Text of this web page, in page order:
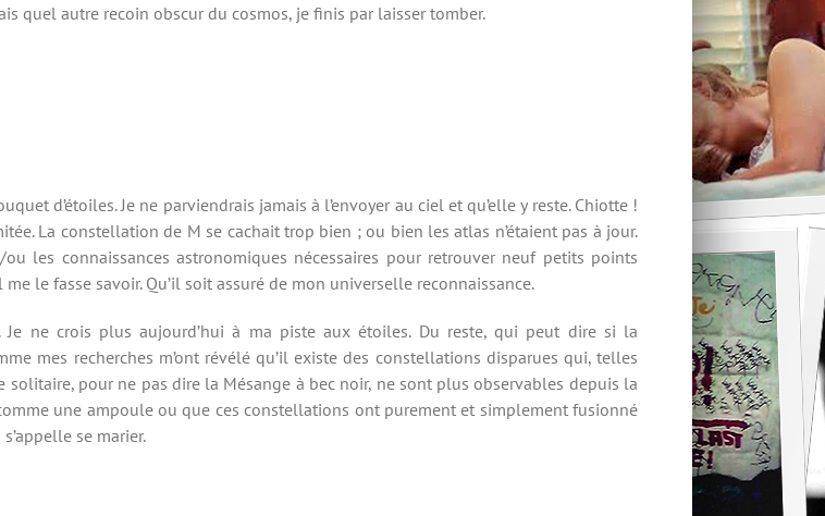
quel autre recoin obscur du cosmos, je finis par laisser tomber.
d’étoiles. Je ne parviendrais jamais à l’envoyer au ciel et qu’elle y reste. Chiotte !
La constellation de M se cachait trop bien ; ou bien les atlas n’étaient pas à jour.
les connaissances astronomiques nécessaires pour retrouver neuf petits points
le fasse savoir. Qu’il soit assuré de mon universelle reconnaissance.
Je ne crois plus aujourd’hui à ma piste aux étoiles. Du reste, qui peut dire si la
mes recherches m’ont révélé qu’il existe des constellations disparues qui, telles
pour ne pas dire la Mésange à bec noir, ne sont plus observables depuis la
une ampoule ou que ces constellations ont purement et simplement fusionné
se marier.